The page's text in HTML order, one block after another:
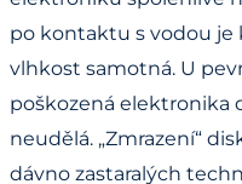
po kontaktu s vodou je
vlhkost samotná. U
poškozená elektronika
neudělá. „Zmrazení“
dávno zastaralých